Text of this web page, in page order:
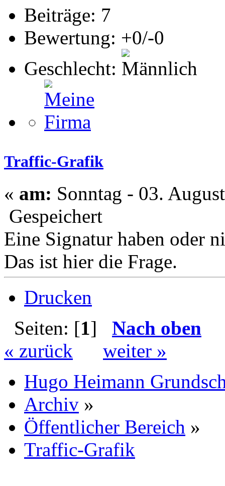
Beiträge: 7
Bewertung: +0/-0
Geschlecht:
Traffic-Grafik
« am: Sonntag - 03.
Gespeichert
Eine Signatur haben oder
Das ist hier die Frage.
Drucken
Seiten: [1] Nach oben
« zurück
weiter »
Hugo Heimann
Archiv »
Öffentlicher Bereich »
Traffic-Grafik